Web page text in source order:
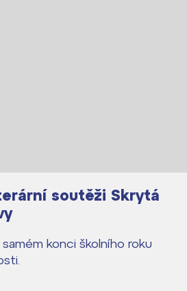
soutěži Skrytá
samém konci školního roku